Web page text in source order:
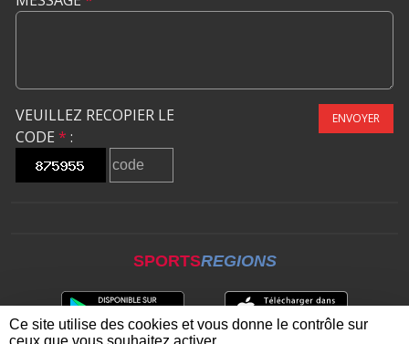
VEUILLEZ RECOPIER LE
CODE * :
ENVOYER
SPORTSREGIONS
Ce site utilise des cookies et vous donne le contrôle sur
ceux que vous souhaitez activer